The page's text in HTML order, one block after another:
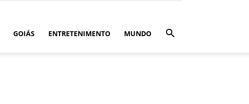
GOIÁS ENTRETENIMENTO MUNDO